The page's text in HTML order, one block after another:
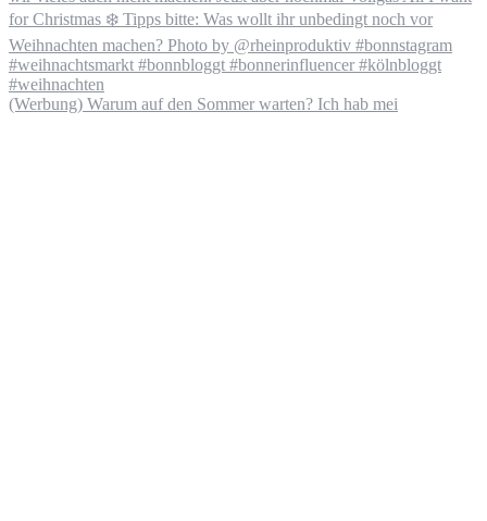
(Werbung) Warum auf den Sommer warten? Ich hab mei